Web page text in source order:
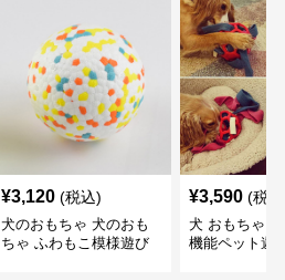
¥3,120 (税込)
犬のおもちゃ 犬のおも
ちゃ ふわもこ模様遊び
¥3,590 (税
犬 おもちゃ
機能ペット遊